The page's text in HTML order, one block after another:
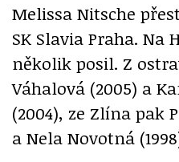
Melissa Nitsche
SK Slavia Praha. Na
několik posil. Z
Váhalová (2005) a
(2004), ze Zlína pak
a Nela Novotná